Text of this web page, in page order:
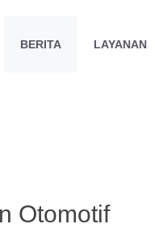
BERITA LAYANAN
Otomotif